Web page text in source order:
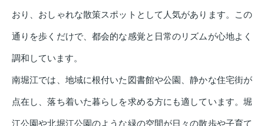
おり、おしゃれな散策スポットとして人気があります。この
通りを歩くだけで、都会的な感覚と日常のリズムが心地よく
調和しています。
南堀江では、地域に根付いた図書館や公園、静かな住宅街が
点在し、落ち着いた暮らしを求める方にも適しています。堀
江公園や北堀江公園のような緑の空間が日々の散歩や子育て